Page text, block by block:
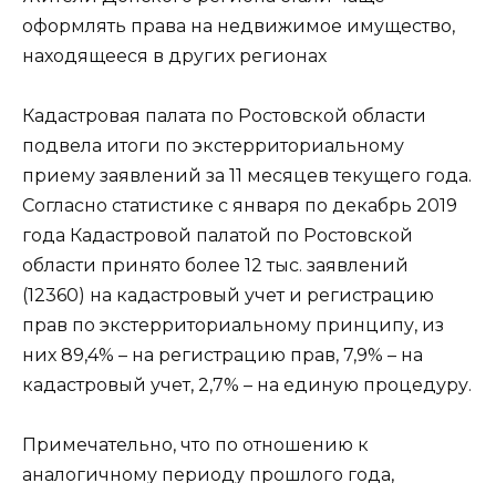
оформлять права на недвижимое имущество,
находящееся в других регионах
Кадастровая палата по Ростовской области
подвела итоги по экстерриториальному
приему заявлений за 11 месяцев текущего года.
Согласно статистике с января по декабрь 2019
года Кадастровой палатой по Ростовской
области принято более 12 тыс. заявлений
(12360) на кадастровый учет и регистрацию
прав по экстерриториальному принципу, из
них 89,4% – на регистрацию прав, 7,9% – на
кадастровый учет, 2,7% – на единую процедуру.
Примечательно, что по отношению к
аналогичному периоду прошлого года,